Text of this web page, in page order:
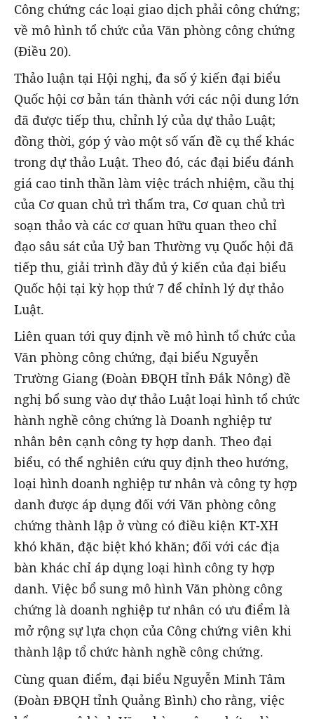
Công chứng các loại giao dịch phải công chứng;
về mô hình tổ chức của Văn phòng công chứng
(Điều 20).
Thảo luận tại Hội nghị, đa số ý kiến đại biểu
Quốc hội cơ bản tán thành với các nội dung lớn
đã được tiếp thu, chỉnh lý của dự thảo Luật;
đồng thời, góp ý vào một số vấn đề cụ thể khác
trong dự thảo Luật. Theo đó, các đại biểu đánh
giá cao tinh thần làm việc trách nhiệm, cầu thị
của Cơ quan chủ trì thẩm tra, Cơ quan chủ trì
soạn thảo và các cơ quan hữu quan theo chỉ
đạo sâu sát của Uỷ ban Thường vụ Quốc hội đã
tiếp thu, giải trình đầy đủ ý kiến của đại biểu
Quốc hội tại kỳ họp thứ 7 để chỉnh lý dự thảo
Luật.
Liên quan tới quy định về mô hình tổ chức của
Văn phòng công chứng, đại biểu Nguyễn
Trường Giang (Đoàn ĐBQH tỉnh Đắk Nông) đề
nghị bổ sung vào dự thảo Luật loại hình tổ chức
hành nghề công chứng là Doanh nghiệp tư
nhân bên cạnh công ty hợp danh. Theo đại
biểu, có thể nghiên cứu quy định theo hướng,
loại hình doanh nghiệp tư nhân và công ty hợp
danh được áp dụng đối với Văn phòng công
chứng thành lập ở vùng có điều kiện KT-XH
khó khăn, đặc biệt khó khăn; đối với các địa
bàn khác chỉ áp dụng loại hình công ty hợp
danh. Việc bổ sung mô hình Văn phòng công
chứng là doanh nghiệp tư nhân có ưu điểm là
mở rộng sự lựa chọn của Công chứng viên khi
thành lập tổ chức hành nghề công chứng.
Cùng quan điểm, đại biểu Nguyễn Minh Tâm
(Đoàn ĐBQH tỉnh Quảng Bình) cho rằng, việc